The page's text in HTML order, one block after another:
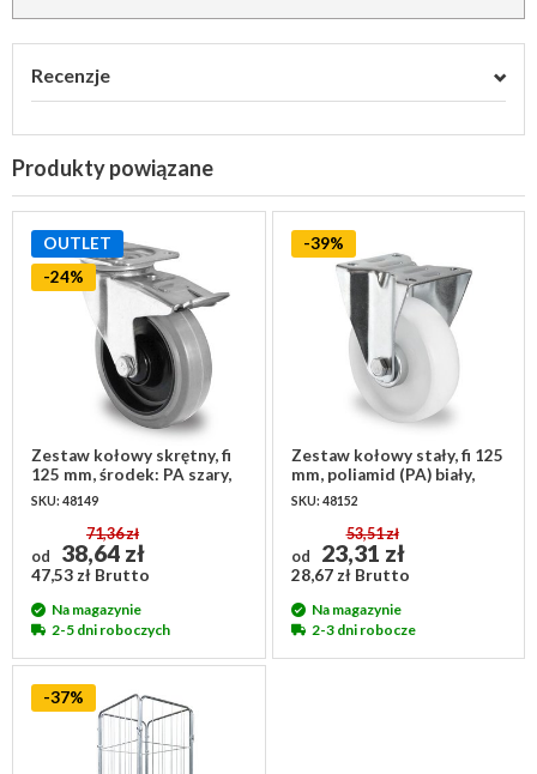
Recenzje
Produkty powiązane
OUTLET
-24%
Zestaw kołowy skrętny, fi
125 mm, środek: PA szary,
gumowy bieżnik
SKU: 48149
od
71,36 zł
38,64 zł
47,53 zł Brutto
Na magazynie
2-5 dni roboczych
-39%
Zestaw kołowy stały, fi 125
mm, poliamid (PA) biały,
łożysko wałeczkowe
SKU: 48152
od
53,51 zł
23,31 zł
28,67 zł Brutto
Na magazynie
2-3 dni robocze
-37%